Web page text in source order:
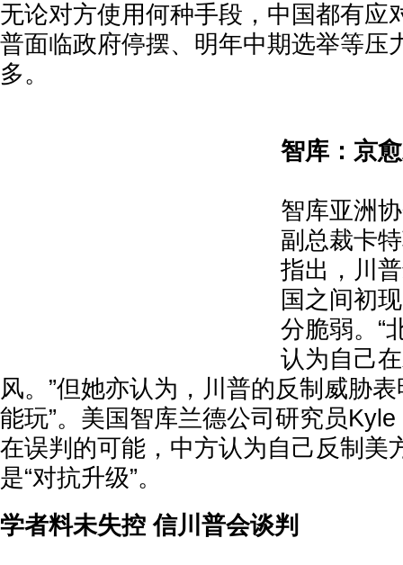
无论对方使用何种手段，中国都有应
普面临政府停摆、明年中期选举等压
多。
智库：京
智库亚洲
副总裁卡
指出，川
国之间初
分脆弱。“
认为自己
风。”但她亦认为，川普的反制威胁
能玩”。美国智库兰德公司研究员
在误判的可能，中方认为自己反制美
是“对抗升级”。
学者料未失控 信川普会谈判